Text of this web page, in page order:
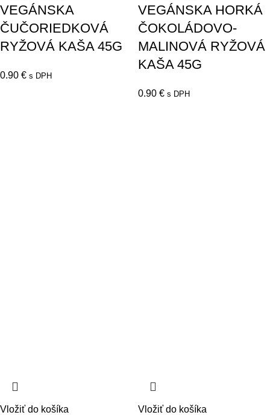
VEGÁNSKA
ČUČORIEDKOVÁ
RYŽOVÁ KAŠA 45G
0.90 € s DPH
VEGÁNSKA HORKÁ
ČOKOLÁDOVO-
MALINOVÁ RYŽOVÁ
KAŠA 45G
0.90 € s DPH
Vložiť do košíka Vložiť do košíka